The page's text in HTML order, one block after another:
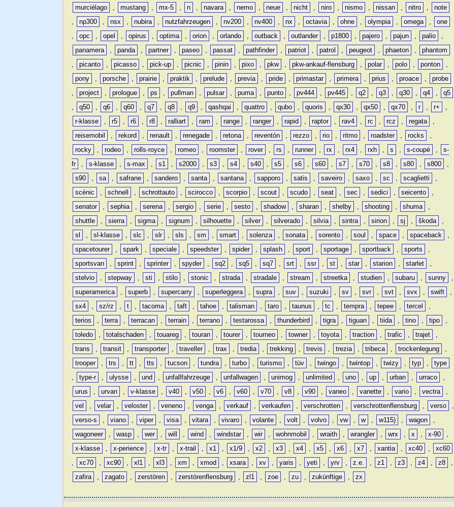
murciélago
, mustang , mx-5 , n , navara , nemo , neue , nicht , niro , nismo , nissan , nitro ,
note
,
np300 , nsx , nubira , nutzfahrzeugen , nv200 , nv400 , nx , octavia , ohne , olympia , omega ,
one
,
opc , opel , opirus , optima , orion , orlando , outback , outlander , p1800 , pajero , pajun , palio
,
panamera
, panda , partner , paseo , passat , pathfinder , patriot , patrol , peugeot , phaeton ,
phantom
,
picanto , picasso , pick-up , picnic , pinin , pixo , pkw , pkw-ankauf-flensburg , polar , polo , ponton
,
pony
, porsche , prairie , praktik , prelude , previa , pride , primastar , primera , prius , proace ,
probe
,
project , prologue , ps , pullman , pulsar , puma , punto , pv444 , pv445 , q2 , q3 , q30 , q4 ,
q5
,
q50 , q6 , q60 , q7 , q8 , q9 , qashqai , quattro , qubo , quoris , qx30 , qx50 , qx70 , r , r+
,
r-klasse
, r5 , r6 , r8 , ralliart , ram , range , ranger , rapid , raptor , rav4 , rc , rcz , regata
,
reisemobil
, rekord , renault , renegade , retona , reventón , rezzo , rio , ritmo , roadster , rocks
,
rocky
, rodeo , rolls-royce , romeo , roomster , rover , rs , runner , rx , rx4 , rxh , s , s-coupé ,
s-
fr
, s-klasse , s-max , s1 , s2000 , s3 , s4 , s40 , s5 , s6 , s60 , s7 , s70 , s8 , s80 , s800
,
s90
, sa , safrane , sandero , santa , santana , sapporo , satis , saveiro , saxo , sc , scaglietti
,
scénic
, schnell , schrottauto , scirocco , scorpio , scout , scudo , seat , sec , sedici , seicento
,
senator
, sephia , serena , sergio , serie , sesto , shadow , sharan , shelby , shooting , shuma
,
shuttle
, sierra , sigma , signum , silhouette , silver , silverado , silvia , sintra , sirion , sj , škoda
,
sl
, sl-klasse , slc , slr , sls , sm , smart , solenza , sonata , sorento , soul , space , spaceback
,
spacetourer
, spark , speciale , speedster , spider , splash , sport , sportage , sportback , sports
,
sportsvan
, sprint , sprinter , spyder , sq2 , sq5 , sq7 , srt , ssr , st , star , starion , starlet
,
stelvio
, stepway , sti , stilo , stonic , strada , stradale , stream , streetka , studien , subaru , sunny
,
superamerica
, superb , supercarry , superleggera , supra , suv , suzuki , sv , svr , svt , svx , swift
,
sx4
, sz/rz , t , tacoma , taft , tahoe , talisman , taro , taunus , tc , tempra , tepee , tercel
,
terios
, terra , terracan , terrain , terrano , testarossa , thunderbird , tigra , tiguan , tiida , tino , tipo
,
toledo
, totalschaden , touareg , touran , tourer , tourneo , towner , toyota , traction , trafic , trajet
,
trans
, transit , transporter , traveller , trax , tredia , trekking , trevis , trezia , tribeca , trockenlegung
,
trooper
, trs , tt , tts , tucson , tundra , turbo , turismo , tüv , twingo , twintop , twizy , typ ,
type
,
type-r , ulysse , und , unfallfahrzeuge , unfallwagen , unimog , unlimited , uno , up , urban , urraco
,
urus
, urvan , v-klasse , v40 , v50 , v6 , v60 , v70 , v8 , v90 , vaneo , vanette , vario , vectra
,
vel
, velar , veloster , veneno , venga , verkauf , verkaufen , verschrotten , verschrottenflensburg , verso
,
verso-s
, viano , viper , visa , vitara , vivaro , volante , volt , volvo , vw , w , w115) , wagon
,
wagoneer
, wasp , wer , will , wind , windstar , wir , wohnmobil , wraith , wrangler , wrx , x , x-90
,
x-klasse
, x-perience , x-tr , x-trail , x1 , x1/9 , x2 , x3 , x4 , x5 , x6 , x7 , xantia , xc40 ,
xc60
,
xc70 , xc90 , xl1 , xl3 , xm , xmod , xsara , xv , yaris , yeti , yrv , z.e. , z1 , z3 , z4 , z8
,
zafira
, zagato , zerstören , zerstörenflensburg , zl1 , zoe , zu , zukünftige , zx